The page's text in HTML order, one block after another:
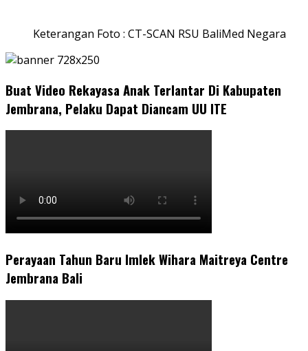
Keterangan Foto : CT-SCAN RSU BaliMed Negara
Buat Video Rekayasa Anak Terlantar Di Kabupaten
Jembrana, Pelaku Dapat Diancam UU ITE
Perayaan Tahun Baru Imlek Wihara Maitreya Centre
Jembrana Bali